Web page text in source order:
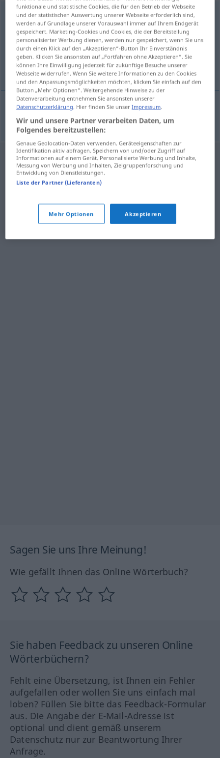
elektrotechnik [-nɪk]m
Übersicht aller Übersetzungen
(Für mehr Details die Übersetzung anklicken/antippen)
Elektrotechniker
Elektrotechnikerm elektrotechnik
Sagen Sie uns Ihre Meinung!
Wie gefällt Ihnen das Online Wörterbuch?
Sie haben Feedback zu unseren Online
Wörterbüchern?
Fehlt eine Übersetzung, ist Ihnen ein Fehler
aufgefallen oder wollen Sie uns einfach mal
loben? Füllen Sie bitte das Feedback-Formular
aus. Die Angabe der E-Mail-Adresse ist
optional und dient gemäß unserem
Datenschutz nur zur Beantwortung Ihrer
Anfrage.
funktionale und statistische Cookies, die für den Betrieb der Webseite
und der statistischen Auswertung unserer Webseite erforderlich sind,
werden auf Grundlage unserer Vorauswahl immer auf Ihrem Endgerät
gespeichert. Marketing-Cookies und Cookies, die der Bereitstellung
personalisierter Werbung dienen, werden nur gespeichert, wenn Sie uns
durch einen Klick auf den „Akzeptieren“-Button Ihr Einverständnis
geben. Klicken Sie ansonsten auf „Fortfahren ohne Akzeptieren“. Sie
können Ihre Einwilligung jederzeit für zukünftige Besuche unserer
Webseite widerrufen. Wenn Sie weitere Informationen zu den Cookies
und den Anpassungsmöglichkeiten möchten, klicken Sie einfach auf den
Button „Mehr Optionen“. Weitergehende Hinweise zu der
Datenverarbeitung entnehmen Sie ansonsten unserer
Datenschutzerklärung. Hier finden Sie unserImpressum.
Wir und unsere Partner verarbeiten Daten, um
Folgendes bereitzustellen:
Genaue Geolocation-Daten verwenden. Geräteeigenschaften zur
Identifikation aktiv abfragen. Speichern von und/oder Zugriff auf
Informationen auf einem Gerät. Personalisierte Werbung und Inhalte,
Messung von Werbung und Inhalten, Zielgruppenforschung und
Entwicklung von Dienstleistungen.
Liste der Partner (Lieferanten)
Mehr Optionen Akzeptieren